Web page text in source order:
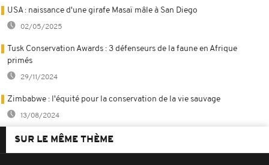
USA : naissance d'une girafe Masaï mâle à San Diego
02/05/2025
Tusk Conservation Awards : 3 défenseurs de la faune en Afrique
primés
29/11/2024
Zimbabwe : l'équité pour la conservation de la vie sauvage
13/08/2024
SUR LE MÊME THÈME